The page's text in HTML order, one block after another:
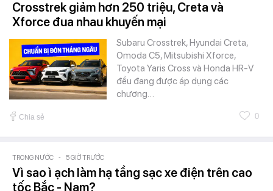
Crosstrek giảm hơn 250 triệu, Creta và
Xforce đua nhau khuyến mại
Subaru Crosstrek, Hyundai Creta,
Omoda C5, Mitsubishi Xforce,
Toyota Yaris Cross và Honda HR-V
đều đang được áp dụng các
chương…
Chia sẻ 0
TRONG NƯỚC - 5 GIỜ TRƯỚC
Vì sao ì ạch làm hạ tầng sạc xe điện trên cao
tốc Bắc - Nam?